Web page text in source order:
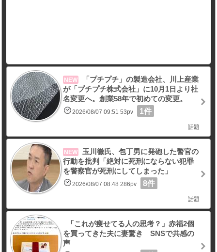
NEW
「プチプチ」の製造会社、川上産業
が「プチプチ株式会社」に10月1日より社
名変更へ。創業58年で初めての変更。
2026/08/07 09:51 53pv 1件
話題
NEW
玉川徹氏、包丁男に発砲した警官の
行動を批判「絶対に死刑にならない犯罪
を警察官が死刑にしてしまった」
2026/08/07 08:48 286pv 8件
話題
「これが痩せてる人の思考？」赤福2個
を買ってきた夫に妻驚き SNSで共感の
声